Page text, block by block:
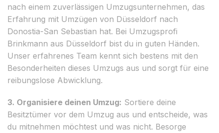
nach einem zuverlässigen Umzugsunternehmen, das
Erfahrung mit Umzügen von Düsseldorf nach
Donostia-San Sebastian hat. Bei Umzugsprofi
Brinkmann aus Düsseldorf bist du in guten Händen.
Unser erfahrenes Team kennt sich bestens mit den
Besonderheiten dieses Umzugs aus und sorgt für eine
reibungslose Abwicklung.
3. Organisiere deinen Umzug: Sortiere deine
Besitztümer vor dem Umzug aus und entscheide, was
du mitnehmen möchtest und was nicht. Besorge